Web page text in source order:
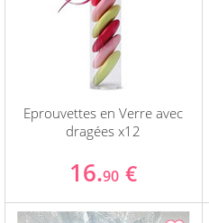
Eprouvettes en Verre avec
dragées x12
16.90 €